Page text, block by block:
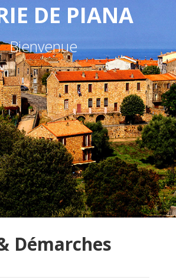
DE PIANA
Bienvenue
Démarches